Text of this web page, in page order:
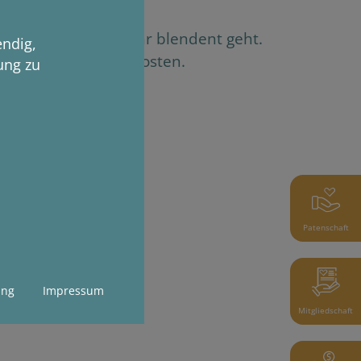
zu
Impressum
in dem es ihr blendent geht.
und Tierarztkosten.
Patenschaft
Mitgliedschaft